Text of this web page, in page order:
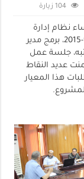
104 زيارة
نظام إدارة
الجودة بجامعة غرداية وفق متطلبات الإيزو 9001-2015، برمج مدير
اليوم الأربعاء 13 ماي 2026 بمكتبه، جلسة عمل
عديد النقاط
هذا المعيار